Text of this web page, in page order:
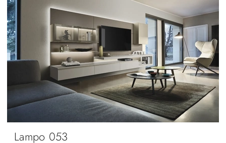
Lampo 053